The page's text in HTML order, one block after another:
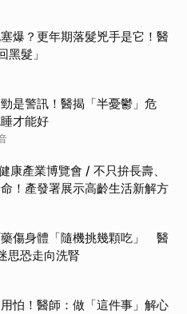
爆？更年期落髮兇手是它！醫
黑髮」
是警訊！醫揭「半憂鬱」危
才能好
康產業博覽會 / 不只拚長壽、
！產發署展示高齡生活新解方
傷身體「隨機挑幾顆吃」 醫
思恐走向洗腎
怕！醫師：做「這件事」解心